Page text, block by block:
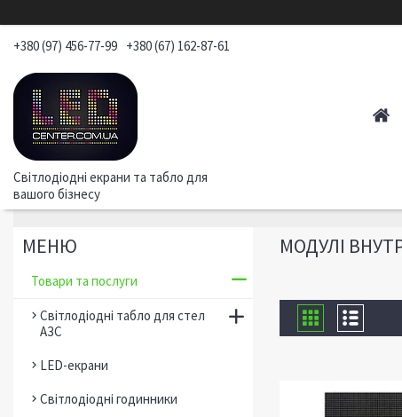
+380 (97) 456-77-99 +380 (67) 162-87-61
Світлодіодні екрани та табло для
вашого бізнесу
МОДУЛІ
Товари та послуги
Світлодіодні табло для стел
АЗС
LED-екрани
Світлодіодні годинники